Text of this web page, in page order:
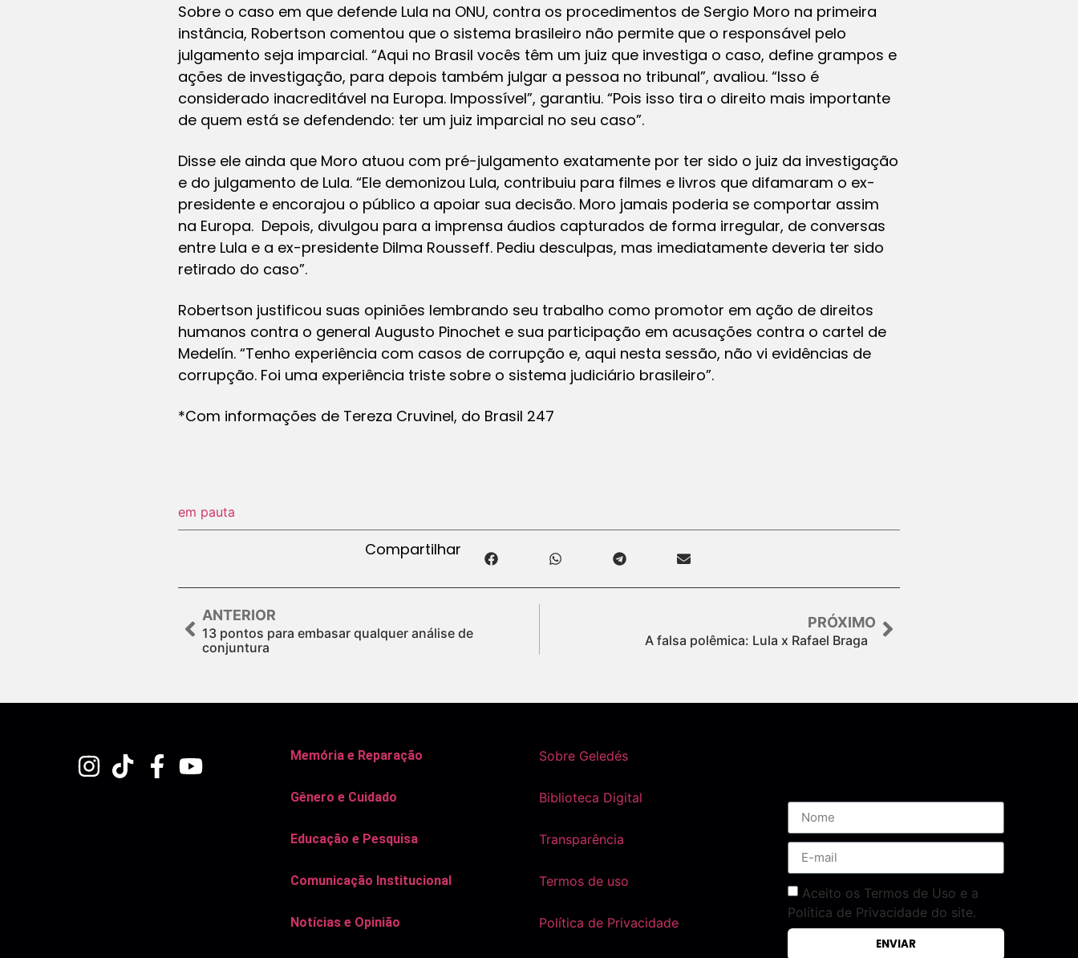
Sobre o caso em que defende Lula na ONU, contra os procedimentos de Sergio Moro na primeira
instância, Robertson comentou que o sistema brasileiro não permite que o responsável pelo
julgamento seja imparcial. “Aqui no Brasil vocês têm um juiz que investiga o caso, define grampos e
ações de investigação, para depois também julgar a pessoa no tribunal”, avaliou. “Isso é
considerado inacreditável na Europa. Impossível”, garantiu. “Pois isso tira o direito mais importante
de quem está se defendendo: ter um juiz imparcial no seu caso”.
Disse ele ainda que Moro atuou com pré-julgamento exatamente por ter sido o juiz da investigação
e do julgamento de Lula. “Ele demonizou Lula, contribuiu para filmes e livros que difamaram o ex-
presidente e encorajou o público a apoiar sua decisão. Moro jamais poderia se comportar assim
na Europa. Depois, divulgou para a imprensa áudios capturados de forma irregular, de conversas
entre Lula e a ex-presidente Dilma Rousseff. Pediu desculpas, mas imediatamente deveria ter sido
retirado do caso”.
Robertson justificou suas opiniões lembrando seu trabalho como promotor em ação de direitos
humanos contra o general Augusto Pinochet e sua participação em acusações contra o cartel de
Medelín. “Tenho experiência com casos de corrupção e, aqui nesta sessão, não vi evidências de
corrupção. Foi uma experiência triste sobre o sistema judiciário brasileiro”.
*Com informações de Tereza Cruvinel, do Brasil 247
em pauta
Compartilhar
ANTERIOR
13 pontos para embasar qualquer análise de
conjuntura
PRÓXIMO
A falsa polêmica: Lula x Rafael Braga
Memória e Reparação
Gênero e Cuidado
Educação e Pesquisa
Comunicação Institucional
Notícias e Opinião
Sobre Geledés
Biblioteca Digital
Transparência
Termos de uso
Política de Privacidade
Aceito os Termos de Uso e a
Política de Privacidade do site.
ENVIAR